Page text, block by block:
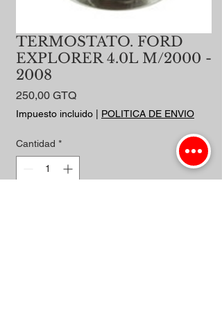
TERMOSTATO. FORD
EXPLORER 4.0L M/2000 -
2008
250,00 GTQPrecio
Impuesto incluido POLITICA DE ENVIO
Cantidad *